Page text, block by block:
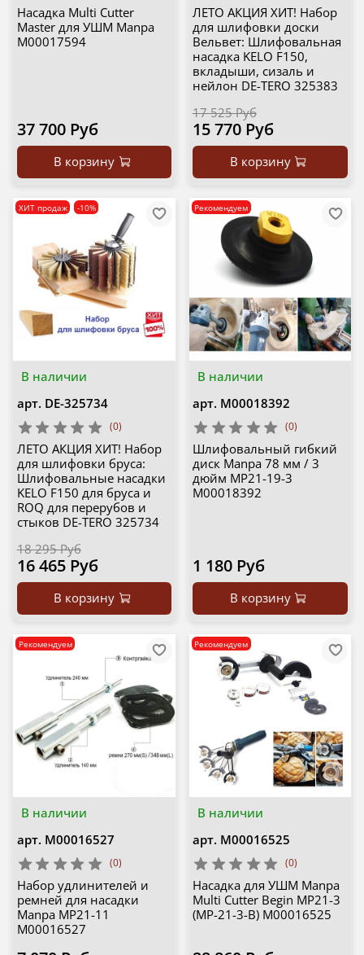
Насадка Multi Cutter
Master для УШМ Manpa
М00017594
37 700 Руб
В корзину
ЛЕТО АКЦИЯ ХИТ! Набор
для шлифовки доски
Вельвет: Шлифовальная
насадка KELO F150,
вкладыши, сизаль и
нейлон DE-TERO 325383
17 525 Руб
15 770 Руб
В корзину
В наличии
ХИТ продаж -10%
арт. DE-325734
(0)
ЛЕТО АКЦИЯ ХИТ! Набор
для шлифовки бруса:
Шлифовальные насадки
KELO F150 для бруса и
ROQ для перерубов и
стыков DE-TERO 325734
18 295 Руб
16 465 Руб
В корзину
В наличии
Рекомендуем
арт. М00018392
(0)
Шлифовальный гибкий
диск Manpa 78 мм / 3
дюйм MP21-19-3
М00018392
1 180 Руб
В корзину
В наличии
Рекомендуем
арт. М00016527
(0)
Набор удлинителей и
ремней для насадки
Manpa MP21-11
М00016527
В наличии
Рекомендуем
арт. М00016525
(0)
Насадка для УШМ Manpa
Multi Cutter Begin MP21-3
(MP-21-3-B) М00016525